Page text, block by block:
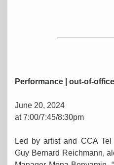
Performance | out-of-
June 20, 2024
at 7:00/7:45/8:30pm
Led by artist and CCA Tel
Guy Bernard Reichmann,